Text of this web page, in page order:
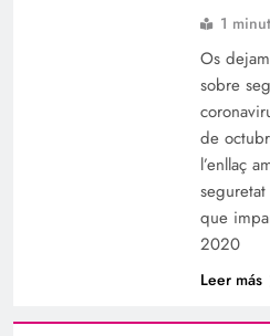
1
Os
sobre
de
l’enllaç
que
2020
Leer más